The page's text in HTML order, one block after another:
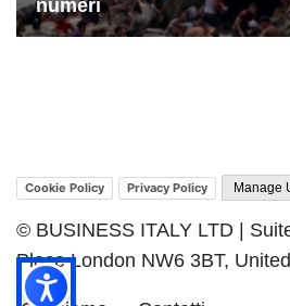
Cookie Policy Privacy Policy Manage
© BUSINESS ITALY LTD |
Place London NW6 3BT,